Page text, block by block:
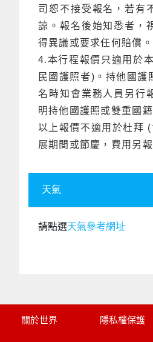
司恕不接受報名，若有
諒。報名後始知悉者，
得異議或要求任何賠償。
4.本行程報價只適用於
民國護照者)。持他國護
名時知會業務人員另行
明持他國護照或雙重國
以上報價不適用於杜拜
展期間或節慶，費用另報
天氣
請點選天氣參考網址
關於世界 隱私權保護